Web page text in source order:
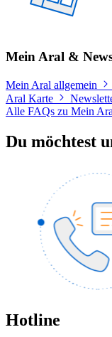
Mein Aral &
Mein Aral allgemein
Aral Karte
Alle FAQs zu Mein
Du möchtest
Hotline